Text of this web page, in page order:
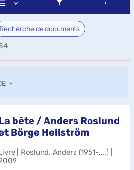
Recherche de documents
bête / Anders Roslund
Börge Hellström
| Roslund, Anders (1961-....) |